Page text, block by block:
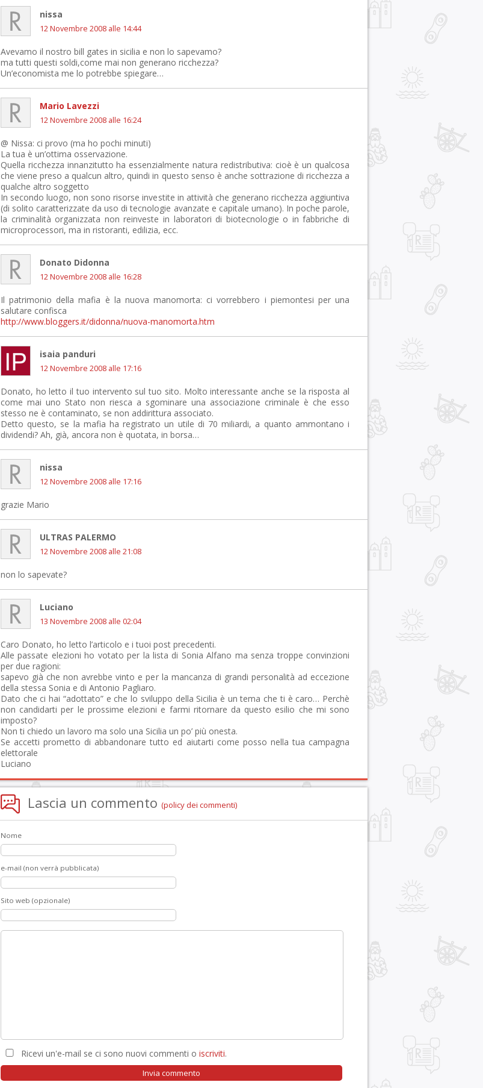
nissa
12 Novembre 2008 alle 14:44
Avevamo il nostro bill gates in sicilia e non lo sapevamo?
ma tutti questi soldi,come mai non generano ricchezza?
Un’economista me lo potrebbe spiegare…
Mario Lavezzi
12 Novembre 2008 alle 16:24
@ Nissa: ci provo (ma ho pochi minuti)
La tua è un’ottima osservazione.
Quella ricchezza innanzitutto ha essenzialmente natura redistributiva: cioè è un qualcosa
che viene preso a qualcun altro, quindi in questo senso è anche sottrazione di ricchezza a
qualche altro soggetto
In secondo luogo, non sono risorse investite in attività che generano ricchezza aggiuntiva
(di solito caratterizzate da uso di tecnologie avanzate e capitale umano). In poche parole,
la criminalità organizzata non reinveste in laboratori di biotecnologie o in fabbriche di
microprocessori, ma in ristoranti, edilizia, ecc.
Donato Didonna
12 Novembre 2008 alle 16:28
Il patrimonio della mafia è la nuova manomorta: ci vorrebbero i piemontesi per una
salutare confisca
http://www.bloggers.it/didonna/nuova-manomorta.htm
isaia panduri
12 Novembre 2008 alle 17:16
Donato, ho letto il tuo intervento sul tuo sito. Molto interessante anche se la risposta al
come mai uno Stato non riesca a sgominare una associazione criminale è che esso
stesso ne è contaminato, se non addirittura associato.
Detto questo, se la mafia ha registrato un utile di 70 miliardi, a quanto ammontano i
dividendi? Ah, già, ancora non è quotata, in borsa…
nissa
12 Novembre 2008 alle 17:16
grazie Mario
ULTRAS PALERMO
12 Novembre 2008 alle 21:08
non lo sapevate?
Luciano
13 Novembre 2008 alle 02:04
Caro Donato, ho letto l’articolo e i tuoi post precedenti.
Alle passate elezioni ho votato per la lista di Sonia Alfano ma senza troppe convinzioni
per due ragioni:
sapevo già che non avrebbe vinto e per la mancanza di grandi personalità ad eccezione
della stessa Sonia e di Antonio Pagliaro.
Dato che ci hai “adottato” e che lo sviluppo della Sicilia è un tema che ti è caro… Perchè
non candidarti per le prossime elezioni e farmi ritornare da questo esilio che mi sono
imposto?
Non ti chiedo un lavoro ma solo una Sicilia un po’ più onesta.
Se accetti prometto di abbandonare tutto ed aiutarti come posso nella tua campagna
elettorale
Luciano
Lascia un commento (policy dei commenti)
Nome
e-mail (non verrà pubblicata)
Sito web (opzionale)
Ricevi un'e-mail se ci sono nuovi commenti o iscriviti.